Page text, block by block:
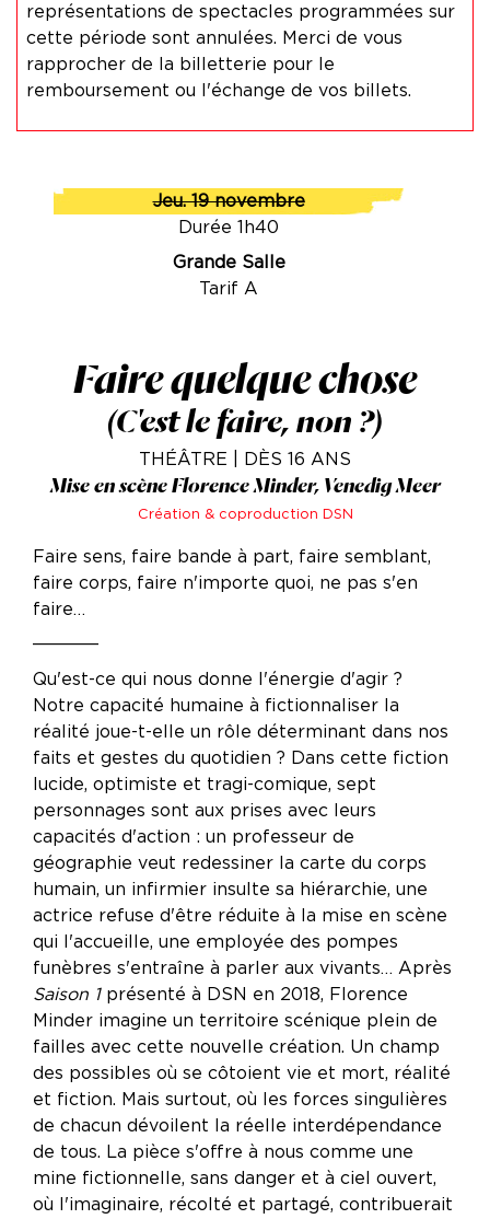
représentations de spectacles programmées sur
cette période sont annulées. Merci de vous
rapprocher de la billetterie pour le
remboursement ou l'échange de vos billets.
Jeu. 19 novembre
Durée 1h40
Grande Salle
Tarif A
Faire quelque chose
(C'est le faire, non ?)
THÉÂTRE | DÈS 16 ANS
Mise en scène Florence Minder, Venedig Meer
Création & coproduction DSN
Faire sens, faire bande à part, faire semblant,
faire corps, faire n'importe quoi, ne pas s'en
faire…
Qu'est-ce qui nous donne l'énergie d'agir ?
Notre capacité humaine à fictionnaliser la
réalité joue-t-elle un rôle déterminant dans nos
faits et gestes du quotidien ? Dans cette fiction
lucide, optimiste et tragi-comique, sept
personnages sont aux prises avec leurs
capacités d'action : un professeur de
géographie veut redessiner la carte du corps
humain, un infirmier insulte sa hiérarchie, une
actrice refuse d'être réduite à la mise en scène
qui l'accueille, une employée des pompes
funèbres s'entraîne à parler aux vivants… Après
Saison 1présenté à DSN en 2018, Florence
Minder imagine un territoire scénique plein de
failles avec cette nouvelle création. Un champ
des possibles où se côtoient vie et mort, réalité
et fiction. Mais surtout, où les forces singulières
de chacun dévoilent la réelle interdépendance
de tous. La pièce s'offre à nous comme une
mine fictionnelle, sans danger et à ciel ouvert,
où l'imaginaire, récolté et partagé, contribuerait